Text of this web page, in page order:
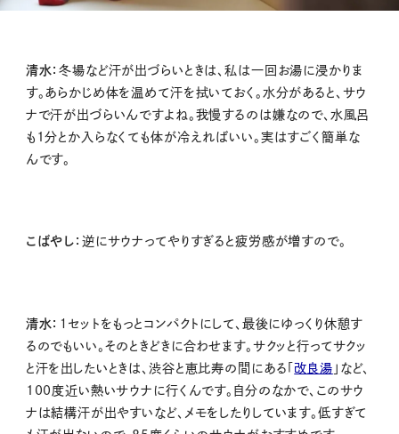
清水：冬場など汗が出づらいときは、私は一回お湯に浸かりま
す。あらかじめ体を温めて汗を拭いておく。水分があると、サウ
ナで汗が出づらいんですよね。我慢するのは嫌なので、水風呂
も1分とか入らなくても体が冷えればいい。実はすごく簡単な
んです。
こばやし： 逆にサウナってやりすぎると疲労感が増すので。
清水： １セットをもっとコンパクトにして、最後にゆっくり休憩す
るのでもいい。そのときどきに合わせます。サクッと行ってサクッ
と汗を出したいときは、渋谷と恵比寿の間にある「改良湯 」など、
100度近い熱いサウナに行くんです。自分のなかで、このサウ
ナは結構汗が出やすいなど、メモをしたりしています。低すぎて